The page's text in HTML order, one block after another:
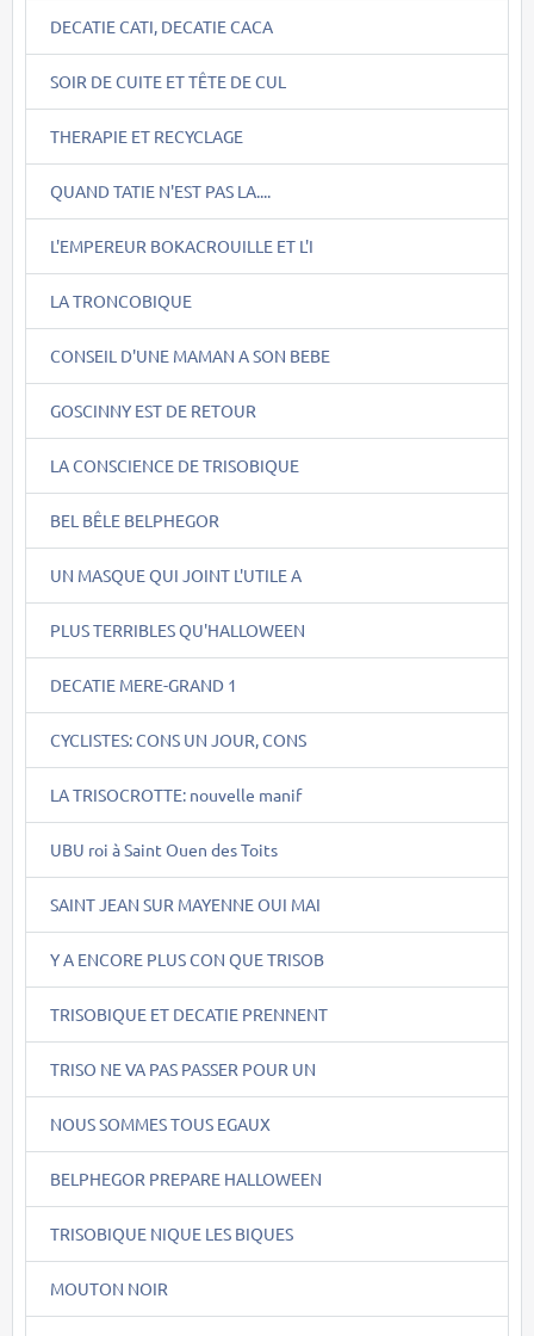
DECATIE CATI, DECATIE CACA
SOIR DE CUITE ET TÊTE DE CUL
THERAPIE ET RECYCLAGE
QUAND TATIE N'EST PAS LA....
L'EMPEREUR BOKACROUILLE ET L'I
LA TRONCOBIQUE
CONSEIL D'UNE MAMAN A SON BEBE
GOSCINNY EST DE RETOUR
LA CONSCIENCE DE TRISOBIQUE
BEL BÊLE BELPHEGOR
UN MASQUE QUI JOINT L'UTILE A
PLUS TERRIBLES QU'HALLOWEEN
DECATIE MERE-GRAND 1
CYCLISTES: CONS UN JOUR, CONS
LA TRISOCROTTE: nouvelle manif
UBU roi à Saint Ouen des Toits
SAINT JEAN SUR MAYENNE OUI MAI
Y A ENCORE PLUS CON QUE TRISOB
TRISOBIQUE ET DECATIE PRENNENT
TRISO NE VA PAS PASSER POUR UN
NOUS SOMMES TOUS EGAUX
BELPHEGOR PREPARE HALLOWEEN
TRISOBIQUE NIQUE LES BIQUES
MOUTON NOIR